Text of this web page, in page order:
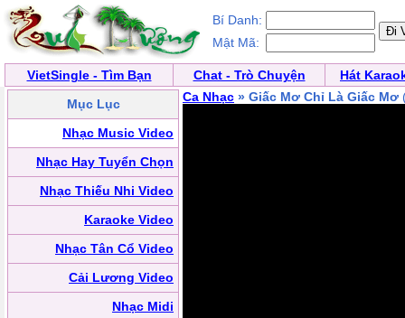
Bí Danh:
Mật Mã:
VietSingle - Tìm Bạn Chat - Trò Chuyện
Hát
Mục Lục
Nhạc Music Video
Nhạc Hay Tuyển Chọn
Nhạc Thiếu Nhi Video
Karaoke Video
Nhạc Tân Cổ Video
Cải Lương Video
Nhạc Midi
Ca Nhạc » Giấc Mơ Chỉ Là Giấc Mơ